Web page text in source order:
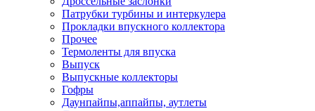
Патрубки турбины и интеркулера
Прокладки впускного коллектора
Прочее
Термоленты для впуска
Выпуск
Выпускные коллекторы
Гофры
Даунпайпы,аппайпы, аутлеты